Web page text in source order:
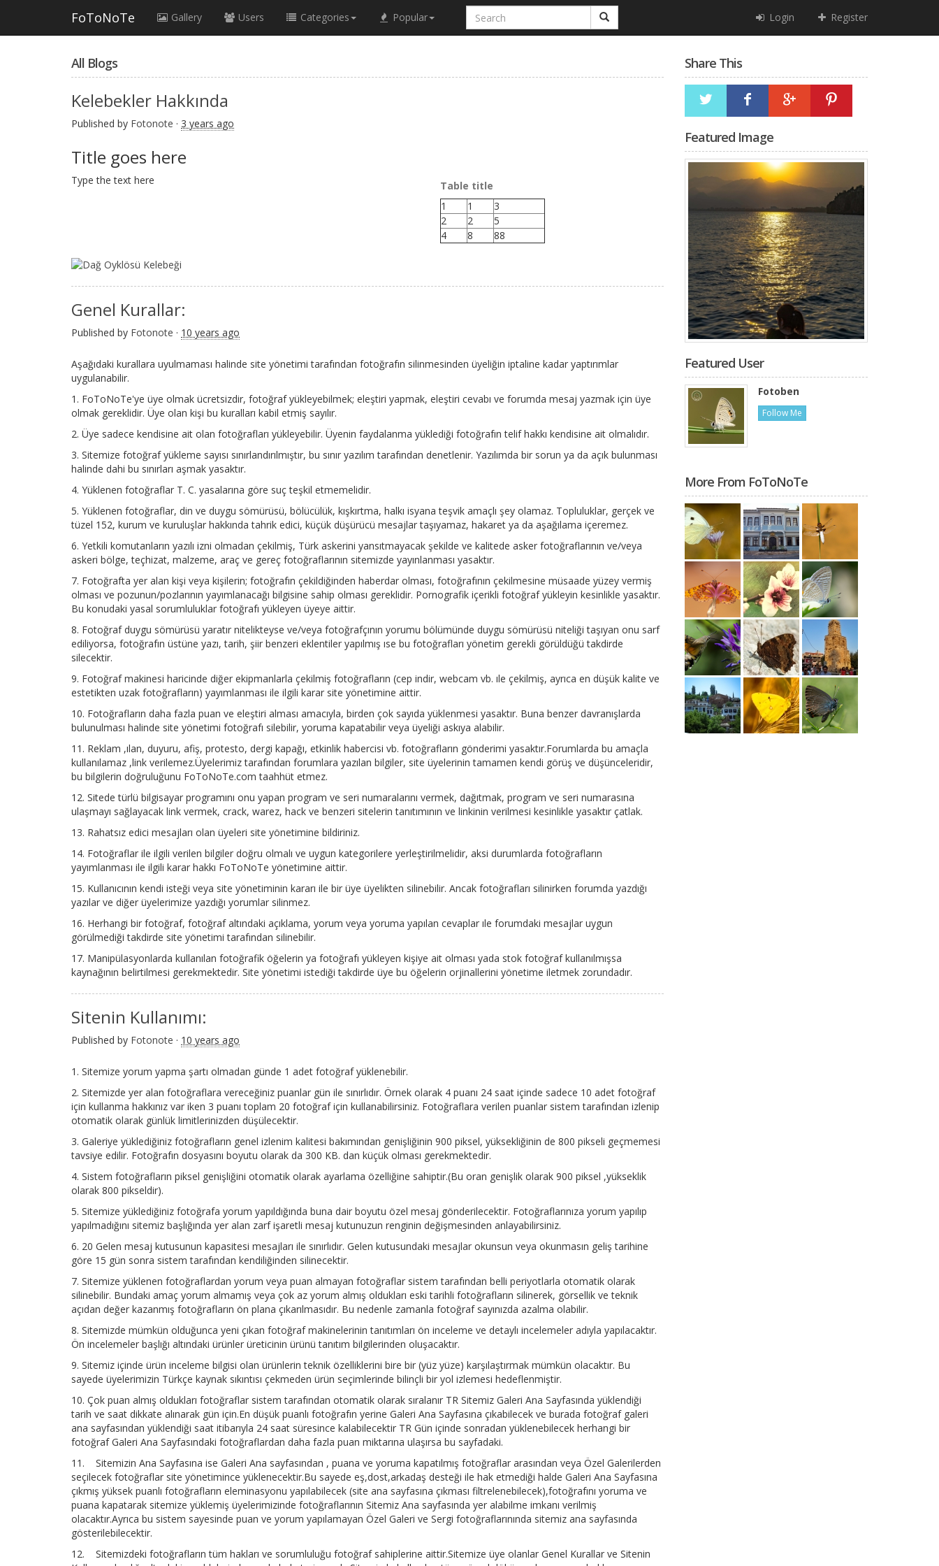
FoToNoTe Gallery Users Categories Popular Login Register
All Blogs
Kelebekler Hakkında
Published by Fotonote · 3 years ago
Title goes here
Table title
1
1
3
2
2
5
4
8 88
Type the text here
Genel Kurallar:
Published by Fotonote · 10 years ago
Aşağıdaki kurallara uyulmaması halinde site yönetimi tarafından fotoğrafın silinmesinden üyeliğin iptaline kadar yaptırımlar
uygulanabilir.
1. FoToNoTe'ye üye olmak ücretsizdir, fotoğraf yükleyebilmek; eleştiri yapmak, eleştiri cevabı ve forumda mesaj yazmak için üye
olmak gereklidir. Üye olan kişi bu kuralları kabil etmiş sayılır.
2. Üye sadece kendisine ait olan fotoğrafları yükleyebilir. Üyenin faydalanma yüklediği fotoğrafın telif hakkı kendisine ait olmalıdır.
3. Sitemize fotoğraf yükleme sayısı sınırlandırılmıştır, bu sınır yazılım tarafından denetlenir. Yazılımda bir sorun ya da açık bulunması
halinde dahi bu sınırları aşmak yasaktır.
4. Yüklenen fotoğraflar T. C. yasalarına göre suç teşkil etmemelidir.
5. Yüklenen fotoğraflar, din ve duygu sömürüsü, bölücülük, kışkırtma, halkı isyana teşvik amaçlı şey olamaz. Topluluklar, gerçek ve
tüzel 152, kurum ve kuruluşlar hakkında tahrik edici, küçük düşürücü mesajlar taşıyamaz, hakaret ya da aşağılama içeremez.
6. Yetkili komutanların yazılı izni olmadan çekilmiş, Türk askerini yansıtmayacak şekilde ve kalitede asker fotoğraflarının ve/veya
askeri bölge, teçhizat, malzeme, araç ve gereç fotoğraflarının sitemizde yayınlanması yasaktır.
7. Fotoğrafta yer alan kişi veya kişilerin; fotoğrafın çekildiğinden haberdar olması, fotoğrafının çekilmesine müsaade yüzey vermiş
olması ve pozunun/pozlarının yayımlanacağı bilgisine sahip olması gereklidir. Pornografik içerikli fotoğraf yükleyin kesinlikle yasaktır.
Bu konudaki yasal sorumluluklar fotoğrafı yükleyen üyeye aittir.
8. Fotoğraf duygu sömürüsü yaratır nitelikteyse ve/veya fotoğrafçının yorumu bölümünde duygu sömürüsü niteliği taşıyan onu sarf
ediliyorsa, fotoğrafın üstüne yazı, tarih, şiir benzeri eklentiler yapılmış ıse bu fotoğrafları yönetim gerekli görüldüğü takdirde
silecektir.
9. Fotoğraf makinesi haricinde diğer ekipmanlarla çekilmiş fotoğrafların (cep indir, webcam vb. ıle çekilmiş, ayrıca en düşük kalite ve
estetikten uzak fotoğrafların) yayımlanması ile ilgili karar site yönetimine aittir.
10. Fotoğrafların daha fazla puan ve eleştiri alması amacıyla, birden çok sayıda yüklenmesi yasaktır. Buna benzer davranışlarda
bulunulması halinde site yönetimi fotoğrafı silebilir, yoruma kapatabilir veya üyeliği askıya alabilir.
11. Reklam ,ılan, duyuru, afiş, protesto, dergi kapağı, etkinlik habercisi vb. fotoğrafların gönderimi yasaktır.Forumlarda bu amaçla
kullanılamaz ,link verilemez.Üyelerimiz tarafından forumlara yazılan bilgiler, site üyelerinin tamamen kendi görüş ve düşünceleridir,
bu bilgilerin doğruluğunu FoToNoTe.com taahhüt etmez.
12. Sitede türlü bilgisayar programını onu yapan program ve seri numaralarını vermek, dağıtmak, program ve seri numarasına
ulaşmayı sağlayacak link vermek, crack, warez, hack ve benzeri sitelerin tanıtımının ve linkinin verilmesi kesinlikle yasaktır çatlak.
13. Rahatsız edici mesajları olan üyeleri site yönetimine bildiriniz.
14. Fotoğraflar ile ilgili verilen bilgiler doğru olmalı ve uygun kategorilere yerleştirilmelidir, aksi durumlarda fotoğrafların
yayımlanması ile ilgili karar hakkı FoToNoTe yönetimine aittir.
15. Kullanıcının kendi isteği veya site yönetiminin kararı ile bir üye üyelikten silinebilir. Ancak fotoğrafları silinirken forumda yazdığı
yazılar ve diğer üyelerimize yazdığı yorumlar silinmez.
16. Herhangi bir fotoğraf, fotoğraf altındaki açıklama, yorum veya yoruma yapılan cevaplar ıle forumdaki mesajlar uygun
görülmediği takdirde site yönetimi tarafından silinebilir.
17. Manipülasyonlarda kullanılan fotoğrafik öğelerin ya fotoğrafı yükleyen kişiye ait olması yada stok fotoğraf kullanılmışsa
kaynağının belirtilmesi gerekmektedir. Site yönetimi istediği takdirde üye bu öğelerin orjinallerini yönetime iletmek zorundadır.
Sitenin Kullanımı:
Published by Fotonote · 10 years ago
1. Sitemize yorum yapma şartı olmadan günde 1 adet fotoğraf yüklenebilir.
2. Sitemizde yer alan fotoğraflara vereceğiniz puanlar gün ile sınırlıdır. Örnek olarak 4 puanı 24 saat içinde sadece 10 adet fotoğraf
için kullanma hakkınız var iken 3 puanı toplam 20 fotoğraf için kullanabilirsiniz. Fotoğraflara verilen puanlar sistem tarafından izlenip
otomatik olarak günlük limitlerinizden düşülecektir.
3. Galeriye yüklediğiniz fotoğrafların genel izlenim kalitesi bakımından genişliğinin 900 piksel, yüksekliğinin de 800 pikseli geçmemesi
tavsiye edilir. Fotoğrafın dosyasını boyutu olarak da 300 KB. dan küçük olması gerekmektedir.
4. Sistem fotoğrafların piksel genişliğini otomatik olarak ayarlama özelliğine sahiptir.(Bu oran genişlik olarak 900 piksel ,yükseklik
olarak 800 pikseldir).
5. Sitemize yüklediğiniz fotoğrafa yorum yapıldığında buna dair boyutu özel mesaj gönderilecektir. Fotoğraflarınıza yorum yapılıp
yapılmadığını sitemiz başlığında yer alan zarf işaretli mesaj kutunuzun renginin değişmesinden anlayabilirsiniz.
6. 20 Gelen mesaj kutusunun kapasitesi mesajları ile sınırlıdır. Gelen kutusundaki mesajlar okunsun veya okunmasın geliş tarihine
göre 15 gün sonra sistem tarafından kendiliğinden silinecektir.
7. Sitemize yüklenen fotoğraflardan yorum veya puan almayan fotoğraflar sistem tarafından belli periyotlarla otomatik olarak
silinebilir. Bundaki amaç yorum almamış veya çok az yorum almış oldukları eski tarihli fotoğrafların silinerek, görsellik ve teknik
açıdan değer kazanmış fotoğrafların ön plana çıkarılmasıdır. Bu nedenle zamanla fotoğraf sayınızda azalma olabilir.
8. Sitemizde mümkün olduğunca yeni çıkan fotoğraf makinelerinin tanıtımları ön inceleme ve detaylı incelemeler adıyla yapılacaktır.
Ön incelemeler başlığı altındaki ürünler üreticinin ürünü tanıtım bilgilerinden oluşacaktır.
9. Sitemiz içinde ürün inceleme bilgisi olan ürünlerin teknik özelliklerini bire bir (yüz yüze) karşılaştırmak mümkün olacaktır. Bu
sayede üyelerimizin Türkçe kaynak sıkıntısı çekmeden ürün seçimlerinde bilinçli bir yol izlemesi hedeflenmiştir.
10. Çok puan almış oldukları fotoğraflar sistem tarafından otomatik olarak sıralanır TR Sitemiz Galeri Ana Sayfasında yüklendiği
tarih ve saat dikkate alınarak gün için.En düşük puanlı fotoğrafın yerine Galeri Ana Sayfasına çıkabilecek ve burada fotoğraf galeri
ana sayfasından yüklendiği saat itibarıyla 24 saat süresince kalabilecektir TR Gün içinde sonradan yüklenebilecek herhangi bir
fotoğraf Galeri Ana Sayfasındaki fotoğraflardan daha fazla puan miktarına ulaşırsa bu sayfadaki.
11. Sitemizin Ana Sayfasına ise Galeri Ana sayfasından , puana ve yoruma kapatılmış fotoğraflar arasından veya Özel Galerilerden
seçilecek fotoğraflar site yönetimince yüklenecektir.Bu sayede eş,dost,arkadaş desteği ile hak etmediği halde Galeri Ana Sayfasına
çıkmış yüksek puanlı fotoğrafların eleminasyonu yapılabilecek (site ana sayfasına çıkması filtrelenebilecek),fotoğrafını yoruma ve
puana kapatarak sitemize yüklemiş üyelerimizinde fotoğraflarının Sitemiz Ana sayfasında yer alabilme imkanı verilmiş
olacaktır.Ayrıca bu sistem sayesinde puan ve yorum yapılamayan Özel Galeri ve Sergi fotoğraflarınında sitemiz ana sayfasında
gösterilebilecektir.
12. Sitemizdeki fotoğrafların tüm hakları ve sorumluluğu fotoğraf sahiplerine aittir.Sitemize üye olanlar Genel Kurallar ve Sitenin
Share This
Featured Image
Featured User
Fotoben
Follow Me
More From FoToNoTe